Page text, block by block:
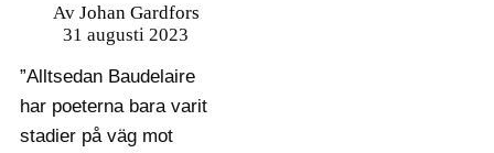
Av Johan Gardfors
31 augusti 2023
”Alltsedan Baudelaire
har poeterna bara varit
stadier på väg mot